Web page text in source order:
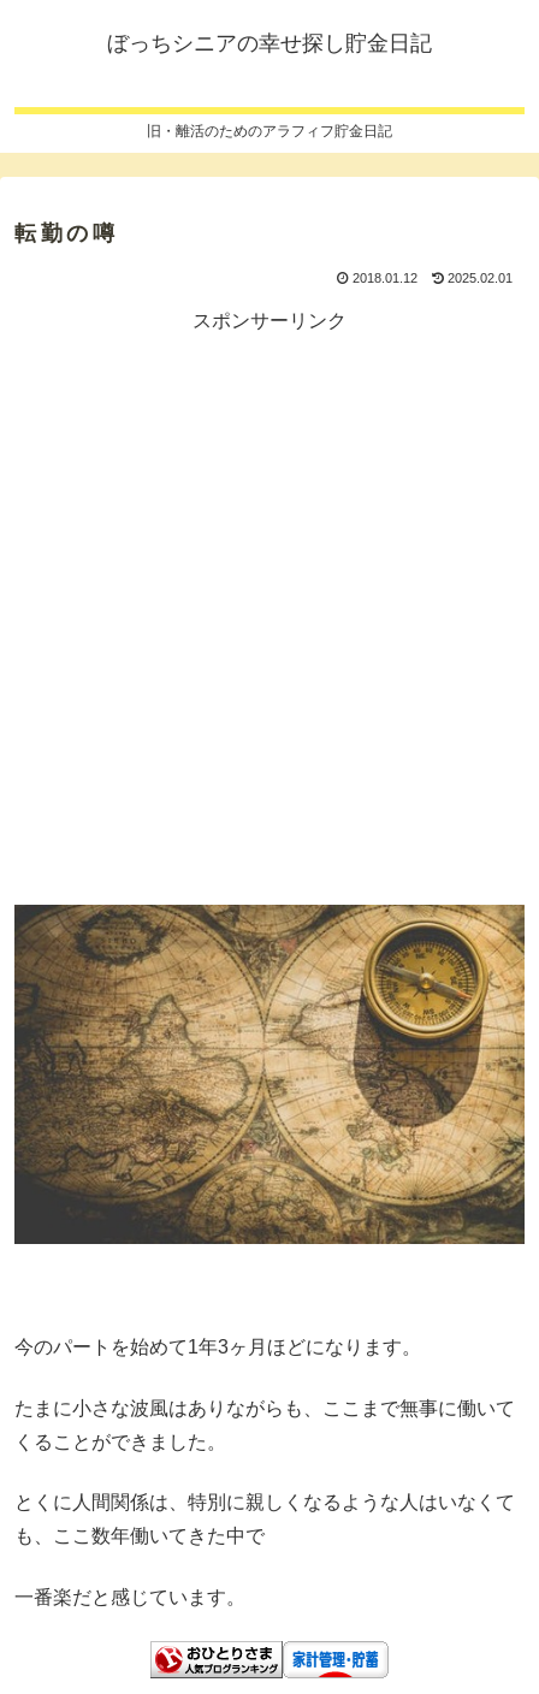
ぼっちシニアの幸せ探し貯金日記
旧・離活のためのアラフィフ貯金日記
転勤の噂
2018.01.12 2025.02.01
スポンサーリンク
今のパートを始めて1年3ヶ月ほどになります。
たまに小さな波風はありながらも、ここまで無事に働いて
くることができました。
とくに人間関係は、特別に親しくなるような人はいなくて
も、ここ数年働いてきた中で
一番楽だと感じています。